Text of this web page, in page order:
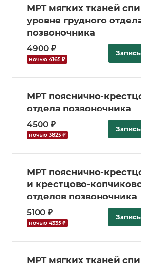
МРТ мягких тканей
уровне грудного
позвоночника
4900 ₽
ночью 4165 ₽
МРТ пояснично-
отдела позвоночника
4500 ₽
ночью 3825 ₽
МРТ пояснично-
и крестцово-
отделов позвоночника
5100 ₽
ночью 4335 ₽
МРТ мягких тканей